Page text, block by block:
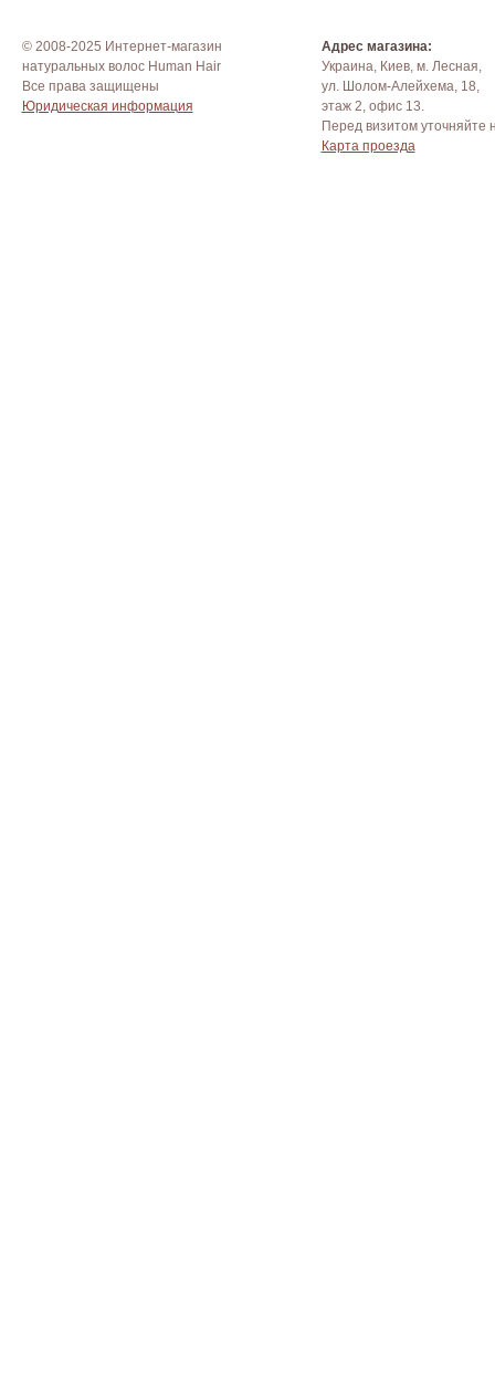
© 2008-2025 Интернет-магазин
натуральных волос Human Hair
Все права защищены
Юридическая информация
Адрес магазина:
Украина, Киев, м. Лесная,
ул. Шолом-Алейхема, 18,
этаж 2, офис 13.
Перед визитом уточняйте
Карта проезда